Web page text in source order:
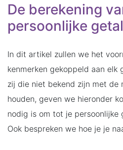
De berekening
persoonlijke getal
In dit artikel zullen we het
kenmerken gekoppeld aan elk
zij die niet bekend zijn met de
houden, geven we hieronder
nodig is om tot je persoonlijke
Ook bespreken we hoe je je